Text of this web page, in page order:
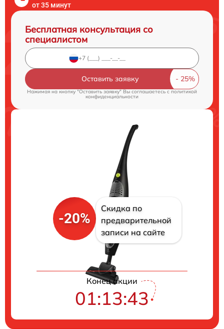
от 35 минут
Бесплатная консультация со
специалистом
Оставить заявку
Нажимая на кнопку "Оставить заявку" Вы соглашаетесь cполитикой
конфиденциальности
-20%
Скидка по
предварительной
записи на сайте
Конец акции
01:13:43